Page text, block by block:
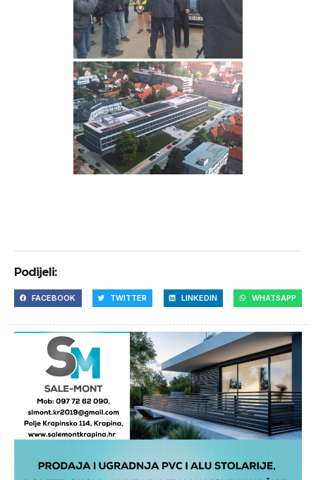
Podijeli:
FACEBOOK TWITTER LINKEDIN WHATSAPP